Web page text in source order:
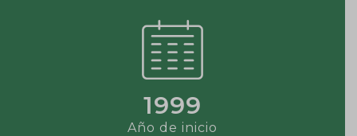
1999
Año de inicio